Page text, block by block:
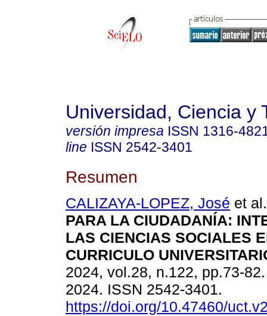
Universidad, Ciencia y
versión impresa ISSN 1316-
line ISSN 2542-3401
Resumen
CALIZAYA-LOPEZ, José et al.
PARA LA CIUDADANÍA:
LAS CIENCIAS SOCIALES
CURRICULO
2024, vol.28, n.122, pp.73-
2024. ISSN 2542-3401.
https://doi.org/10.47460/